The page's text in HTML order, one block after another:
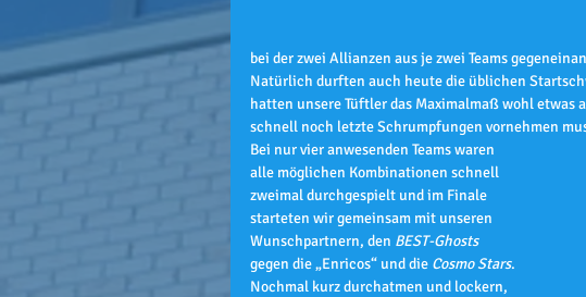
bei der zwei Allianzen aus je zwei Teams
Natürlich durften auch heute die üblichen
hatten unsere Tüftler das Maximalmaß wohl etwas
schnell noch letzte Schrumpfungen vornehmen
Bei nur vier anwesenden Teams waren
alle möglichen Kombinationen schnell
zweimal durchgespielt und im Finale
starteten wir gemeinsam mit unseren
Wunschpartnern, den BEST-Ghosts
gegen die „Enricos“ und die Cosmo Stars.
Nochmal kurz durchatmen und lockern,